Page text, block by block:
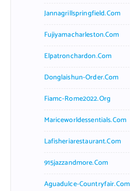
Jannagrillspringfield.com
Fujiyamacharleston.com
Elpatronchardon.com
Donglaishun-Order.com
Fiamc-Rome2022.org
Mariceworldessentials.com
Lafisheriarestaurant.com
915jazzandmore.com
Aguadulce-Countryfair.com